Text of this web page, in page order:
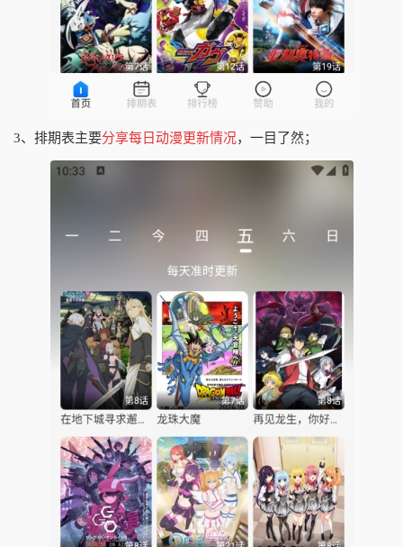
3、排期表主要分享每日动漫更新情况，一目了然；